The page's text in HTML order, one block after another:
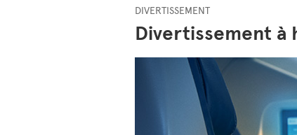
DIVERTISSEMENT
Divertissement à